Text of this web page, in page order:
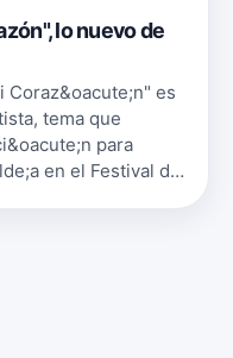
lo nuevo de
Coraz&oacute;n" es
tema que
para
en el Festival de